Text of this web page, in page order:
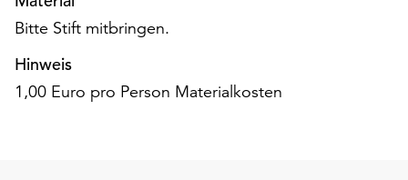
Bitte Stift mitbringen.
Hinweis
1,00 Euro pro Person Materialkosten